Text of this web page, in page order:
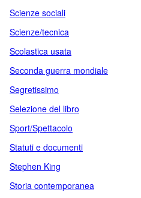
Scienze sociali
Scienze/tecnica
Scolastica usata
Seconda guerra mondiale
Segretissimo
Selezione del libro
Sport/Spettacolo
Statuti e documenti
Stephen King
Storia contemporanea